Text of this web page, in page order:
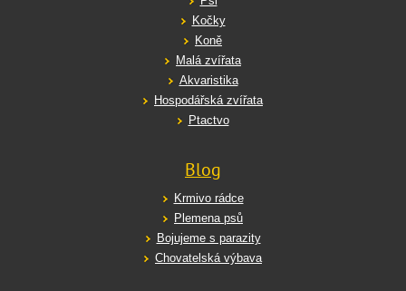
Kočky
Koně
Malá zvířata
Akvaristika
Hospodářská zvířata
Ptactvo
Blog
Krmivo rádce
Plemena psů
Bojujeme s parazity
Chovatelská výbava